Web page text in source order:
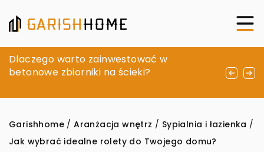
Jak stworzyć przyjazną i funkcjonalną
przestrzeń do przechowywania w spiżarni?
Dlaczego warto zainwestować w
betonowe zbiorniki na ścieki?
Kreowanie wyjątkowej atmosfery w
restauracjach: jak design wpływa na
Garishhome /Aranżacja wnętrz / Sypialnia i łazienka /
Jak wybrać idealne rolety do Twojego domu?